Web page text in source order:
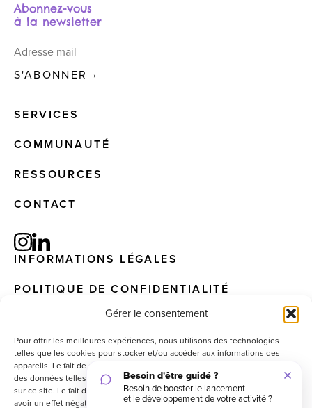
Gérer le consentement
Pour offrir les meilleures expériences, nous utilisons des technologies
telles que les cookies pour stocker et/ou accéder aux informations des
appareils. Le fait de consentir à ces technologies nous permettra de traiter
des données telles que le comportement de navigation ou les ID uniques
sur ce site. Le fait de ne pas consentir ou de retirer son consentement peut
avoir un effet négatif sur certaines caractéristiques et fonctions.
Abonnez-vous
à la newsletter
→
SERVICES
COMMUNAUTÉ
RESSOURCES
CONTACT
INFORMATIONS LÉGALES
POLITIQUE DE CONFIDENTIALITÉ
© 2025 – EIS. All Rights Reserved – Website by
graphisterie.lu